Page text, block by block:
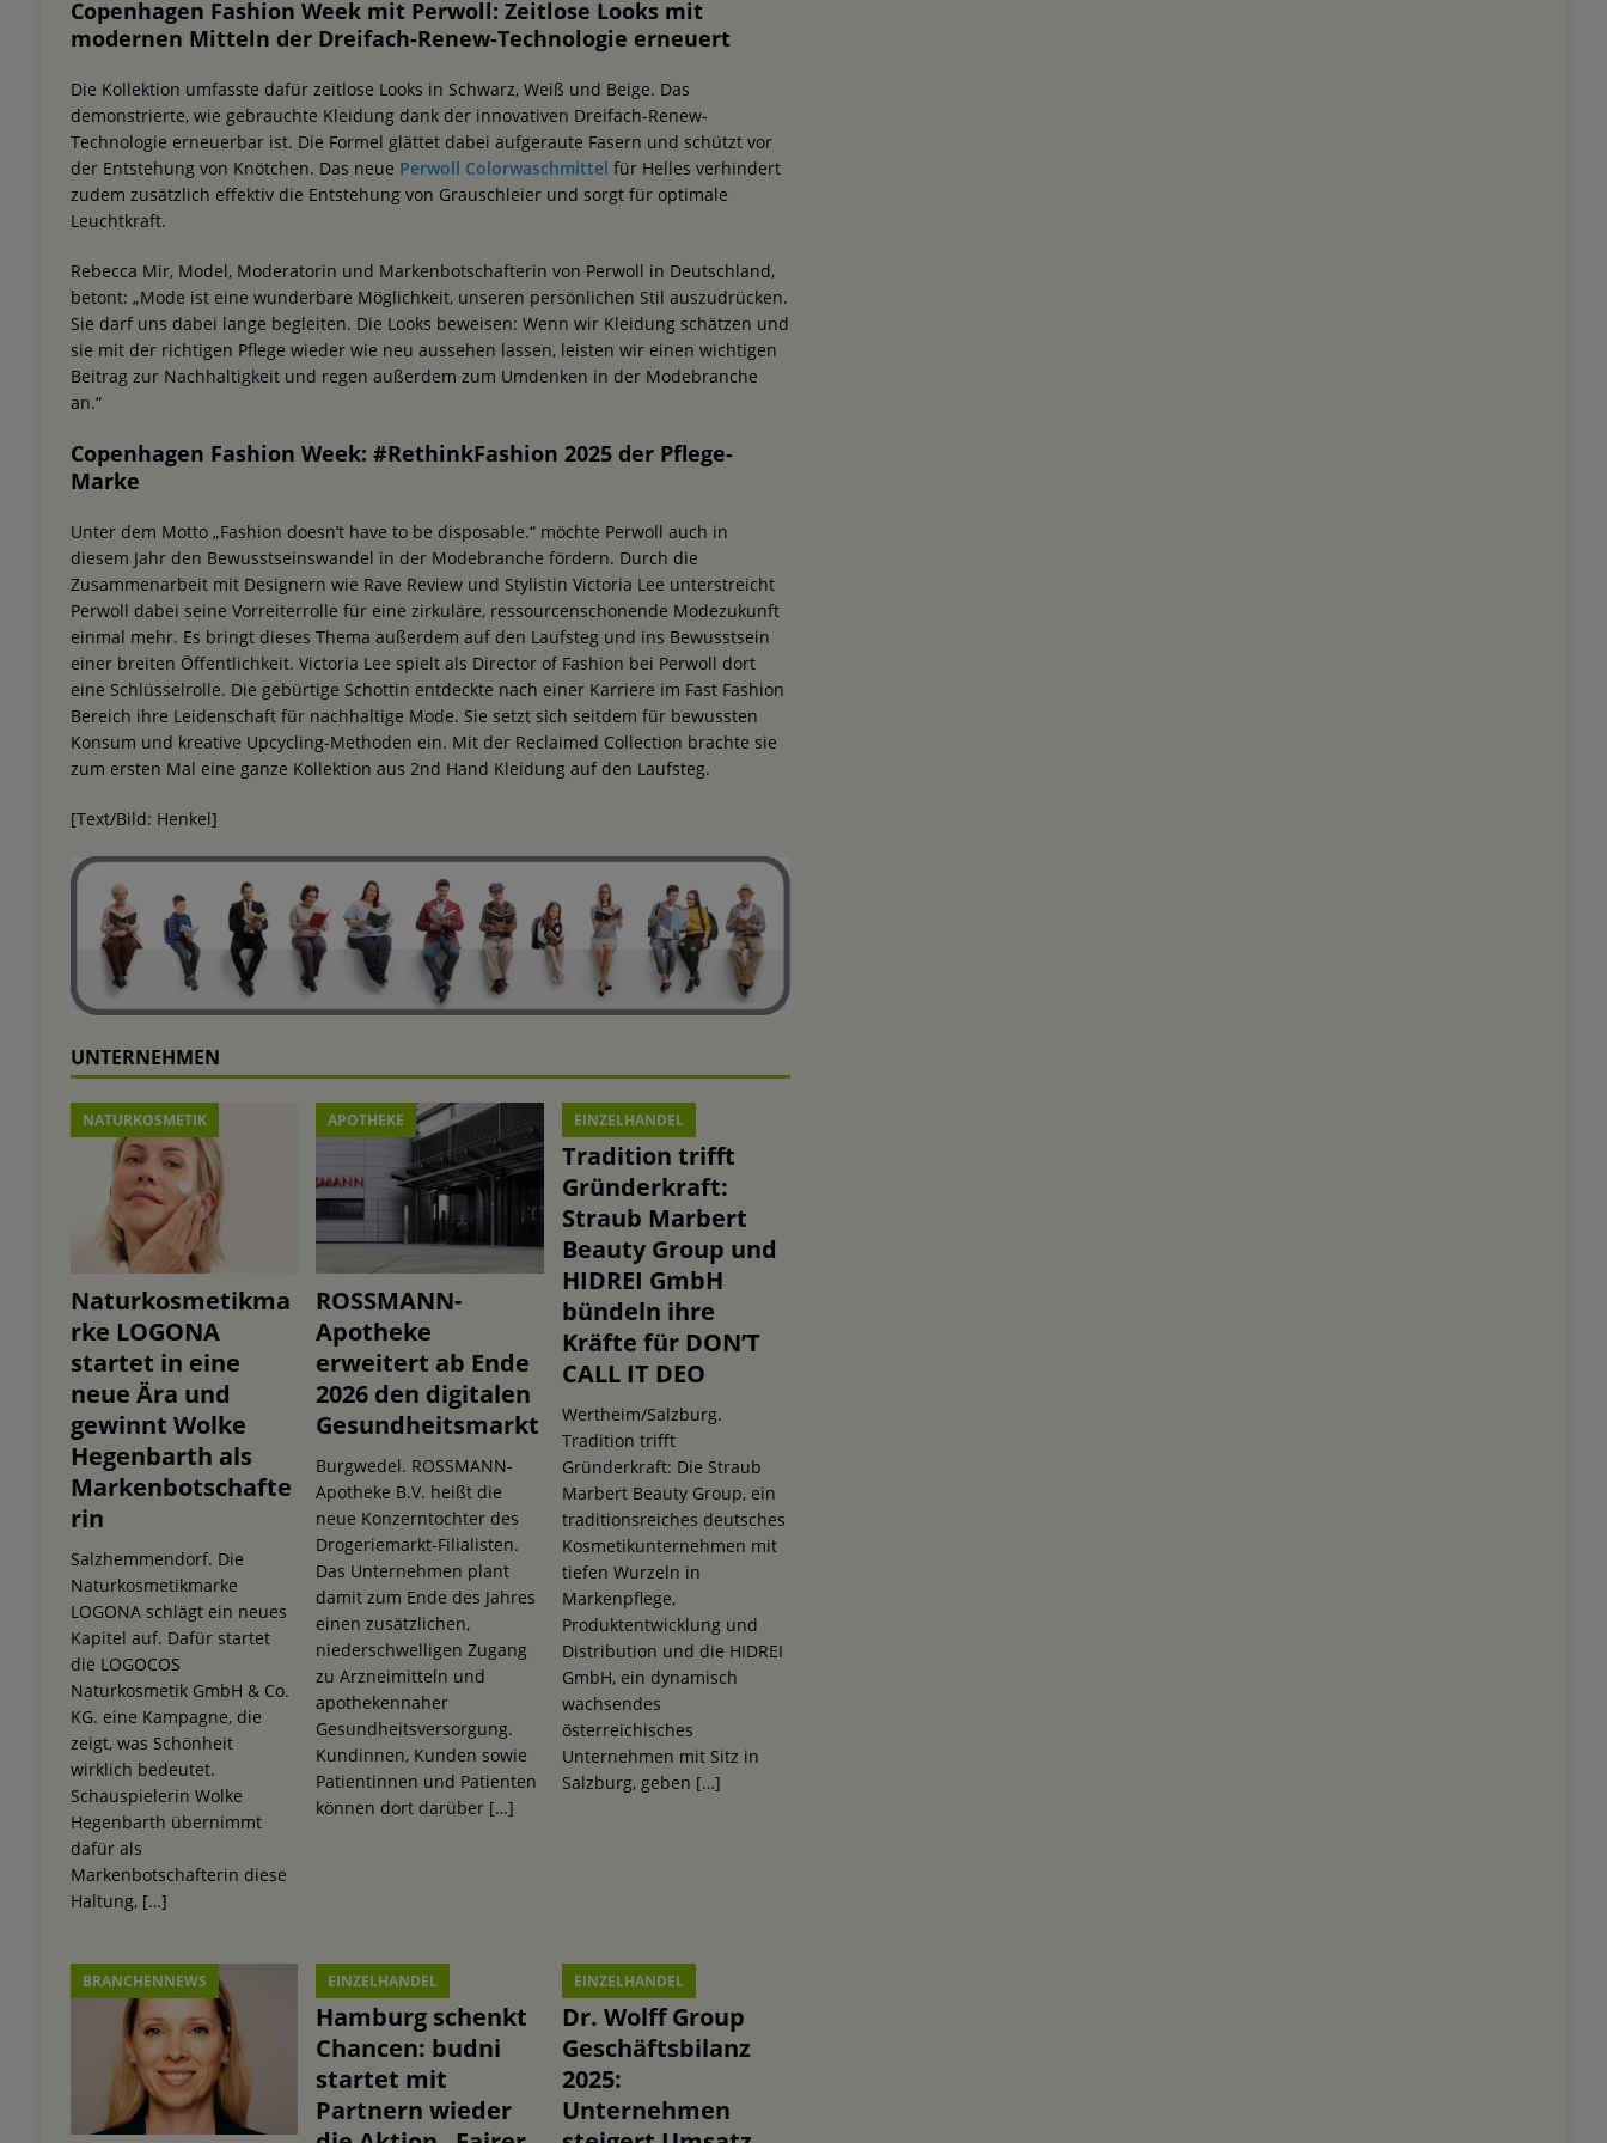
Copenhagen Fashion Week mit Perwoll: Zeitlose Looks mit
modernen Mitteln der Dreifach-Renew-Technologie erneuert
Die Kollektion umfasste dafür zeitlose Looks in Schwarz, Weiß und Beige. Das
demonstrierte, wie gebrauchte Kleidung dank der innovativen Dreifach-Renew-
Technologie erneuerbar ist. Die Formel glättet dabei aufgeraute Fasern und schützt vor
der Entstehung von Knötchen. Das neue Perwoll Colorwaschmittel für Helles verhindert
zudem zusätzlich effektiv die Entstehung von Grauschleier und sorgt für optimale
Leuchtkraft.
Rebecca Mir, Model, Moderatorin und Markenbotschafterin von Perwoll in Deutschland,
betont: „Mode ist eine wunderbare Möglichkeit, unseren persönlichen Stil auszudrücken.
Sie darf uns dabei lange begleiten. Die Looks beweisen: Wenn wir Kleidung schätzen und
sie mit der richtigen Pflege wieder wie neu aussehen lassen, leisten wir einen wichtigen
Beitrag zur Nachhaltigkeit und regen außerdem zum Umdenken in der Modebranche
an.“
Copenhagen Fashion Week: #RethinkFashion 2025 der Pflege-
Marke
Unter dem Motto „Fashion doesn’t have to be disposable.“ möchte Perwoll auch in
diesem Jahr den Bewusstseinswandel in der Modebranche fördern. Durch die
Zusammenarbeit mit Designern wie Rave Review und Stylistin Victoria Lee unterstreicht
Perwoll dabei seine Vorreiterrolle für eine zirkuläre, ressourcenschonende Modezukunft
einmal mehr. Es bringt dieses Thema außerdem auf den Laufsteg und ins Bewusstsein
einer breiten Öffentlichkeit. Victoria Lee spielt als Director of Fashion bei Perwoll dort
eine Schlüsselrolle. Die gebürtige Schottin entdeckte nach einer Karriere im Fast Fashion
Bereich ihre Leidenschaft für nachhaltige Mode. Sie setzt sich seitdem für bewussten
Konsum und kreative Upcycling-Methoden ein. Mit der Reclaimed Collection brachte sie
zum ersten Mal eine ganze Kollektion aus 2nd Hand Kleidung auf den Laufsteg.
[Text/Bild: Henkel]
UNTERNEHMEN
NATURKOSMETIK
Naturkosmetikma
rke LOGONA
startet in eine
neue Ära und
gewinnt Wolke
Hegenbarth als
Markenbotschafte
rin
Salzhemmendorf. Die
Naturkosmetikmarke
LOGONA schlägt ein neues
Kapitel auf. Dafür startet
die LOGOCOS
Naturkosmetik GmbH & Co.
KG. eine Kampagne, die
zeigt, was Schönheit
wirklich bedeutet.
Schauspielerin Wolke
Hegenbarth übernimmt
dafür als
Markenbotschafterin diese
Haltung, […]
APOTHEKE
ROSSMANN-
Apotheke
erweitert ab Ende
2026 den digitalen
Gesundheitsmarkt
Burgwedel. ROSSMANN-
Apotheke B.V. heißt die
neue Konzerntochter des
Drogeriemarkt-Filialisten.
Das Unternehmen plant
damit zum Ende des Jahres
einen zusätzlichen,
niederschwelligen Zugang
zu Arzneimitteln und
apothekennaher
Gesundheitsversorgung.
Kundinnen, Kunden sowie
Patientinnen und Patienten
können dort darüber […]
EINZELHANDEL
Tradition trifft
Gründerkraft:
Straub Marbert
Beauty Group und
HIDREI GmbH
bündeln ihre
Kräfte für DON’T
CALL IT DEO
Wertheim/Salzburg.
Tradition trifft
Gründerkraft: Die Straub
Marbert Beauty Group, ein
traditionsreiches deutsches
Kosmetikunternehmen mit
tiefen Wurzeln in
Markenpflege,
Produktentwicklung und
Distribution und die HIDREI
GmbH, ein dynamisch
wachsendes
österreichisches
Unternehmen mit Sitz in
Salzburg, geben […]
BRANCHENNEWS EINZELHANDEL
Hamburg schenkt
Chancen: budni
startet mit
Partnern wieder
EINZELHANDEL
Dr. Wolff Group
Geschäftsbilanz
2025:
Unternehmen